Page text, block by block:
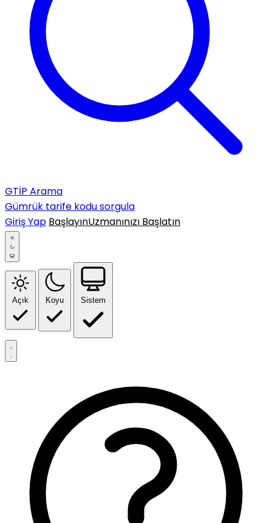
GTİP Arama
Gümrük tarife kodu sorgula
Giriş Yap BaşlayınUzmanınızı Başlatın
Açık Koyu Sistem